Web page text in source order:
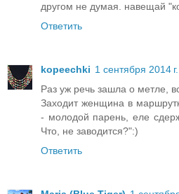
другом не думая. навещай
Ответить
kopeechki 1 сентября 2014
Раз уж речь зашла о метле,
Заходит женщина в
- молодой парень, еле
Что, не заводится?":)
Ответить